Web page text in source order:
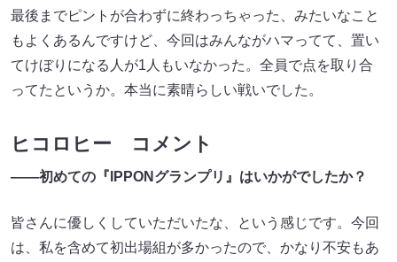
最後までピントが合わずに終わっちゃった、みたいなこと
もよくあるんですけど、今回はみんながハマってて、置い
てけぼりになる人が1人もいなかった。全員で点を取り合
ってたというか。本当に素晴らしい戦いでした。
ヒコロヒー コメント
――初めての『IPPONグランプリ』はいかがでしたか？
皆さんに優しくしていただいたな、という感じです。今回
は、私を含めて初出場組が多かったので、かなり不安もあ